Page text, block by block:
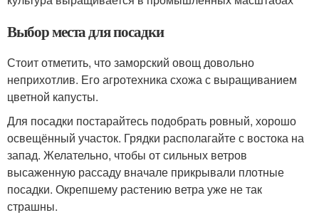
Выбор места для посадки
Стоит отметить, что заморский овощ довольно
неприхотлив. Его агротехника схожа с выращиванием
цветной капусты.
Для посадки постарайтесь подобрать ровный, хорошо
освещённый участок. Грядки располагайте с востока на
запад. Желательно, чтобы от сильных ветров
высаженную рассаду вначале прикрывали плотные
посадки. Окрепшему растению ветра уже не так
страшны.